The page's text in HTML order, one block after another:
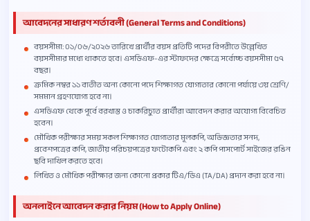
আবেদনের সাধারণ শর্তাবলী (General Terms and Conditions)
বয়সসীমা: ০১/০৬/২০২৬ তারিখে প্রার্থীর বয়স প্রতিটি পদের বিপরীতে উল্লেখিত
বয়সসীমার মধ্যে থাকতে হবে। এসডিএফ-এর স্টাফদের ক্ষেত্রে সর্বোচ্চ বয়সসীমা ৫৭
বছর।
ক্রমিক নম্বর ১১ ব্যতীত অন্য কোনো পদে শিক্ষাগত যোগ্যতার কোনো পর্যায়ে ৩য় শ্রেণি/
সমমান গ্রহণযোগ্য হবে না।
এসডিএফ থেকে পূর্বে বরখাস্ত ও চাকরিচ্যুত প্রার্থীরা আবেদন করার অযোগ্য বিবেচিত
হবেন।
মৌখিক পরীক্ষার সময় সকল শিক্ষাগত যোগ্যতার মূলকপি, অভিজ্ঞতার সনদ,
প্রবেশপত্রের কপি, জাতীয় পরিচয়পত্রের ফটোকপি এবং ২ কপি পাসপোর্ট সাইজের রঙিন
ছবি দাখিল করতে হবে।
লিখিত ও মৌখিক পরীক্ষার জন্য কোনো প্রকার টিএ/ডিএ (TA/DA) প্রদান করা হবে না।
অনলাইনে আবেদন করার নিয়ম (How to Apply Online)